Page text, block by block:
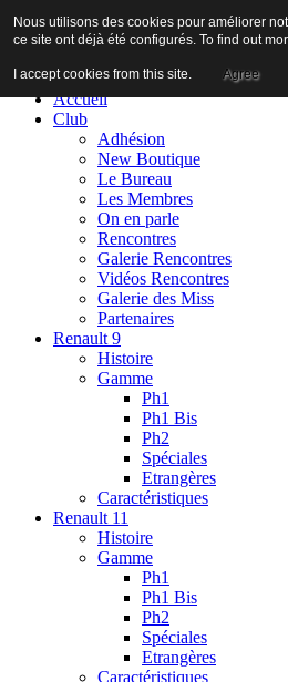
Accueil
Club
Adhésion
New Boutique
Le Bureau
Les Membres
On en parle
Rencontres
Galerie Rencontres
Vidéos Rencontres
Galerie des Miss
Partenaires
Renault 9
Histoire
Gamme
Ph1
Ph1 Bis
Ph2
Spéciales
Etrangères
Caractéristiques
Renault 11
Histoire
Gamme
Ph1
Ph1 Bis
Ph2
Spéciales
Etrangères
Caractéristiques
Nous utilisons des cookies pour améliorer
ce site ont déjà été configurés. To find out
I accept cookies from this site. Agree